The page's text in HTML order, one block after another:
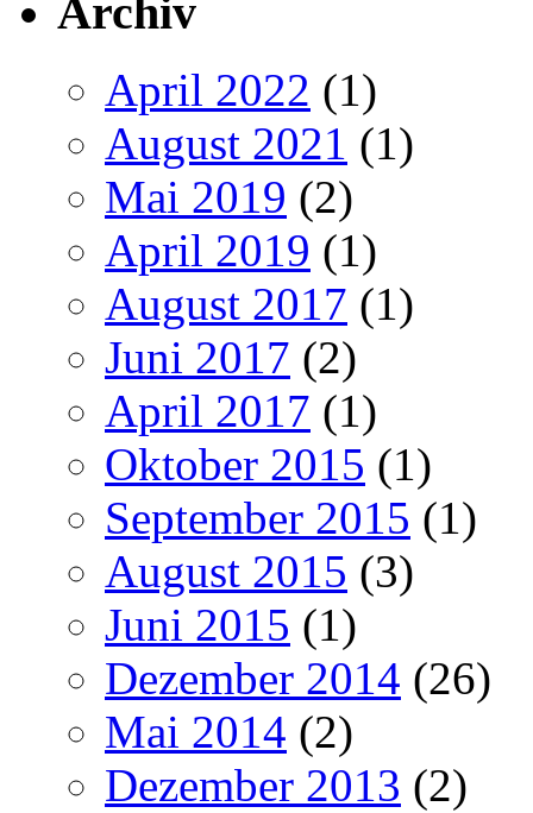
Archiv
April 2022 (1)
August 2021 (1)
Mai 2019 (2)
April 2019 (1)
August 2017 (1)
Juni 2017 (2)
April 2017 (1)
Oktober 2015 (1)
September 2015 (1)
August 2015 (3)
Juni 2015 (1)
Dezember 2014 (26)
Mai 2014 (2)
Dezember 2013 (2)